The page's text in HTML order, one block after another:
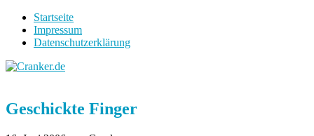
Startseite
Impressum
Datenschutzerklärung
Geschickte Finger